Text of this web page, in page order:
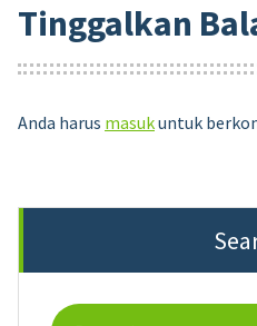
Tinggalkan
Anda harus masukuntuk